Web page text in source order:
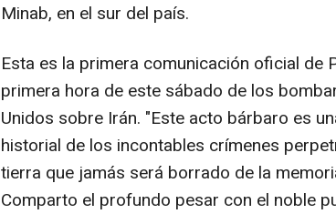
Minab, en el sur del país.
Esta es la primera comunicación oficial de
primera hora de este sábado de los
Unidos sobre Irán. "Este acto bárbaro es
historial de los incontables crímenes
tierra que jamás será borrado de la
Comparto el profundo pesar con el noble